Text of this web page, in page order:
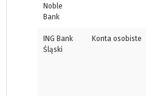
Noble
Bank
ING Bank
Śląski
Konta osobiste